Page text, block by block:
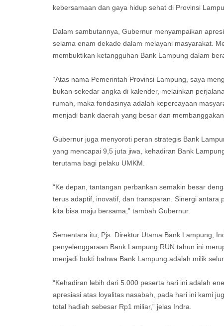
kebersamaan dan gaya hidup sehat di Provinsi
Dalam sambutannya, Gubernur menyampaikan
selama enam dekade dalam melayani masyarakat.
membuktikan ketangguhan Bank Lampung dalam
“Atas nama Pemerintah Provinsi Lampung, saya
bukan sekedar angka di kalender, melainkan
rumah, maka fondasinya adalah kepercayaan
menjadi bank daerah yang besar dan
Gubernur juga menyoroti peran strategis Bank
yang mencapai 9,5 juta jiwa, kehadiran Bank
terutama bagi pelaku UMKM.
“Ke depan, tantangan perbankan semakin besar
terus adaptif, inovatif, dan transparan. Sinergi
kita bisa maju bersama,” tambah Gubernur.
Sementara itu, Pjs. Direktur Utama Bank Lampung,
penyelenggaraan Bank Lampung RUN tahun ini
menjadi bukti bahwa Bank Lampung adalah milik
“Kehadiran lebih dari 5.000 peserta hari ini adalah
apresiasi atas loyalitas nasabah, pada hari ini kami
total hadiah sebesar Rp1 miliar,” jelas Indra.